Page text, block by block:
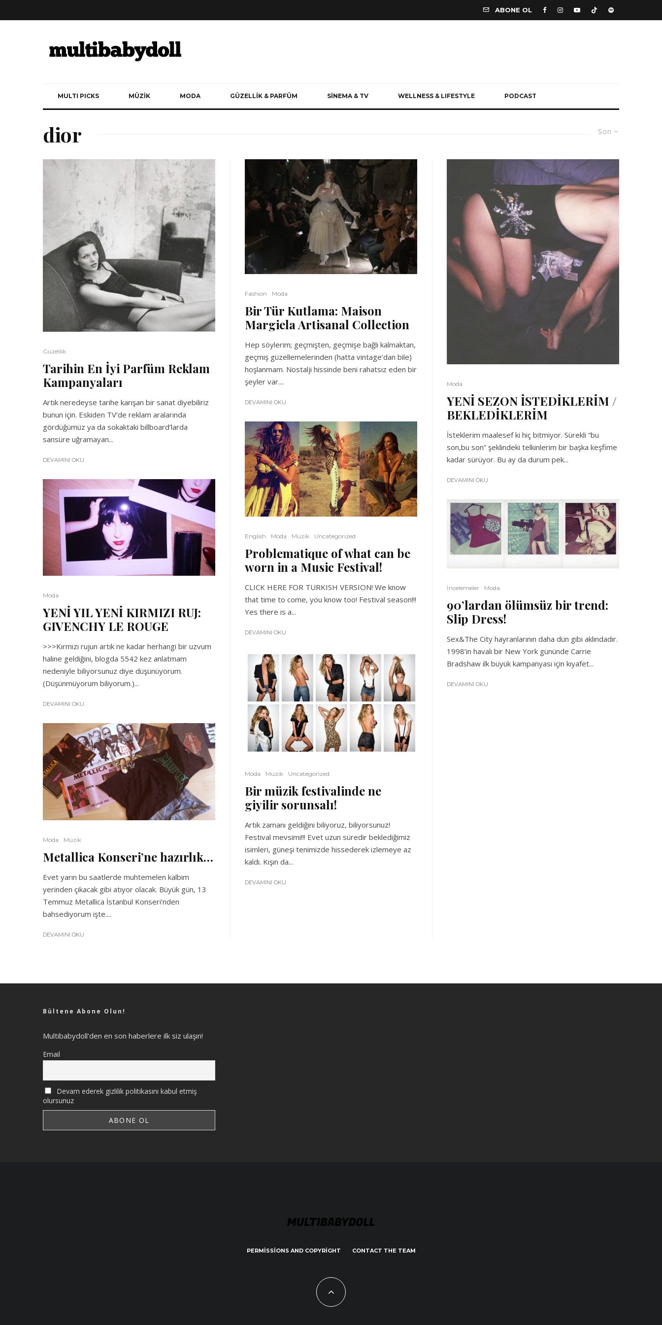
ABONE OL
MULTI PICKS MÜZİK MODA GÜZELLİK & PARFÜM SİNEMA & TV WELLNESS & LIFESTYLE PODCAST
Son
dior
Güzellik
Tarihin En İyi Parfüm Reklam
Kampanyaları
Artık neredeyse tarihe karışan bir sanat diyebiliriz
bunun için. Eskiden TV’de reklam aralarında
gördüğümüz ya da sokaktaki billboard’larda
sansüre uğramayan...
DEVAMINI OKU
Moda
YENİ YIL YENİ KIRMIZI RUJ:
GIVENCHY LE ROUGE
>>>Kırmızı rujun artık ne kadar herhangi bir uzvum
haline geldiğini, blogda 5542 kez anlatmam
nedeniyle biliyorsunuz diye düşünüyorum.
(Düşünmüyorum biliyorum.)...
DEVAMINI OKU
Moda Müzik
Metallica Konseri’ne hazırlık…
Evet yarın bu saatlerde muhtemelen kalbim
yerinden çıkacak gibi atıyor olacak. Büyük gün, 13
Temmuz Metallica İstanbul Konseri‘nden
bahsediyorum işte....
DEVAMINI OKU
Fashion Moda
Bir Tür Kutlama: Maison
Margiela Artisanal Collection
Hep söylerim; geçmişten, geçmişe bağlı kalmaktan,
geçmiş güzellemelerinden (hatta vintage’dan bile)
hoşlanmam. Nostalji hissinde beni rahatsız eden bir
şeyler var....
DEVAMINI OKU
English Moda Müzik Uncategorized
Problematique of what can be
worn in a Music Festival!
CLICK HERE FOR TURKISH VERSION! We know
that time to come, you know too! Festival season!!!
Yes there is a...
DEVAMINI OKU
Moda Müzik Uncategorized
Bir müzik festivalinde ne
giyilir sorunsalı!
Artık zamanı geldiğini biliyoruz, biliyorsunuz!
Festival mevsimi!!! Evet uzun süredir beklediğimiz
isimleri, güneşi tenimizde hissederek izlemeye az
kaldı. Kışın da...
DEVAMINI OKU
Moda
YENİ SEZON İSTEDİKLERİM /
BEKLEDİKLERİM
İsteklerim maalesef ki hiç bitmiyor. Sürekli “bu
son,bu son” şeklindeki telkinlerim bir başka keşfime
kadar sürüyor. Bu ay da durum pek...
DEVAMINI OKU
İncelemeler Moda
90’lardan ölümsüz bir trend:
Slip Dress!
Sex&The City hayranlarının daha dün gibi aklındadır.
1998’in havalı bir New York gününde Carrie
Bradshaw ilk büyük kampanyası için kıyafet...
DEVAMINI OKU
Bültene Abone Olun!
Multibabydoll'den en son haberlere ilk siz ulaşın!
Email
Devam ederek gizlilik politikasını kabul etmiş
olursunuz
PERMISSIONS AND COPYRIGHT CONTACT THE TEAM